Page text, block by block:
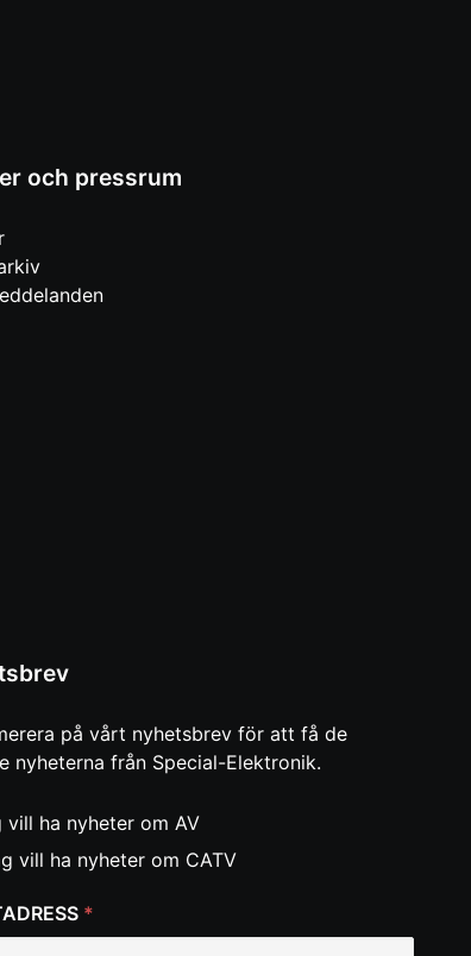
och pressrum
på vårt nyhetsbrev för att få de
nyheterna från Special-Elektronik.
vill ha nyheter om AV
vill ha nyheter om CATV
*